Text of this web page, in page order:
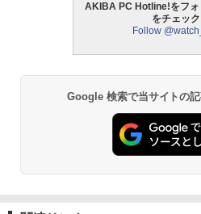
AKIBA PC Hotline!をフォ
をチェック
Follow
Google 検索で当サイトの